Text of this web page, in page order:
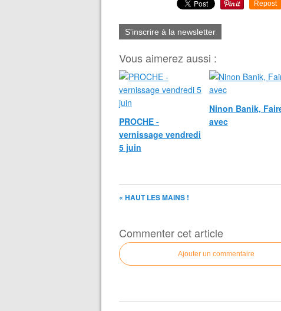
Repost
S'inscrire à la newsletter
Vous aimerez aussi :
PROCHE -
vernissage vendredi
5 juin
Ninon Banik,
avec
« HAUT LES MAINS !
Commenter cet article
Ajouter un commentaire